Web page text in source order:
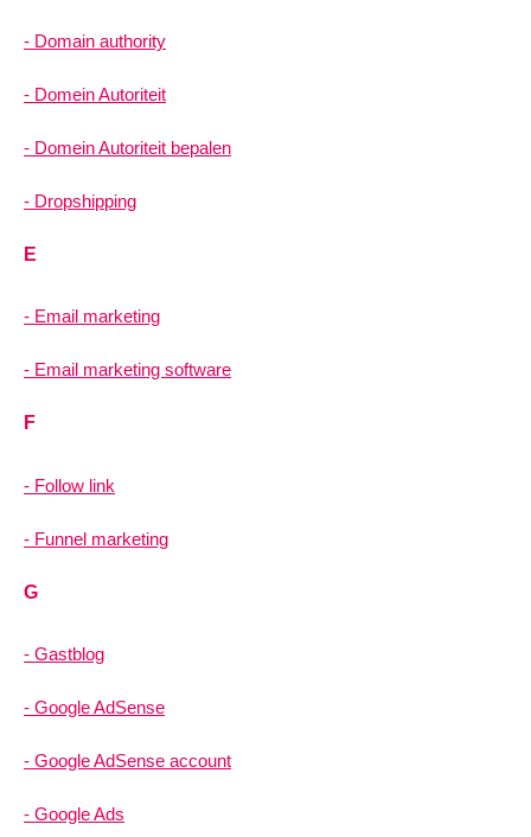
Domain authority
Domein Autoriteit
Domein Autoriteit bepalen
Dropshipping
E
Email marketing
Email marketing software
F
Follow link
Funnel marketing
G
Gastblog
Google AdSense
Google AdSense account
Google Ads